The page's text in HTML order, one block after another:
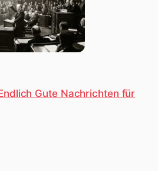
Gute Nachrichten für